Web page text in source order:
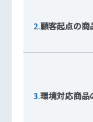
2.顧客起点の商
3.環境対応商品